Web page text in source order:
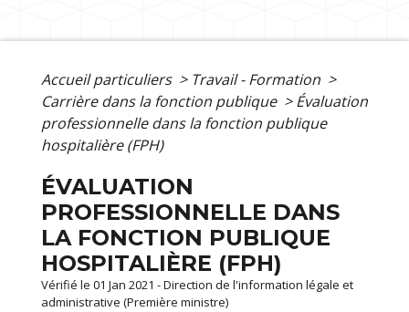
Accueil particuliers > Travail - Formation >
Carrière dans la fonction publique > Évaluation
professionnelle dans la fonction publique
hospitalière (FPH)
ÉVALUATION
PROFESSIONNELLE DANS
LA FONCTION PUBLIQUE
HOSPITALIÈRE (FPH)
Vérifié le 01 Jan 2021 - Direction de l'information légale et
administrative (Première ministre)